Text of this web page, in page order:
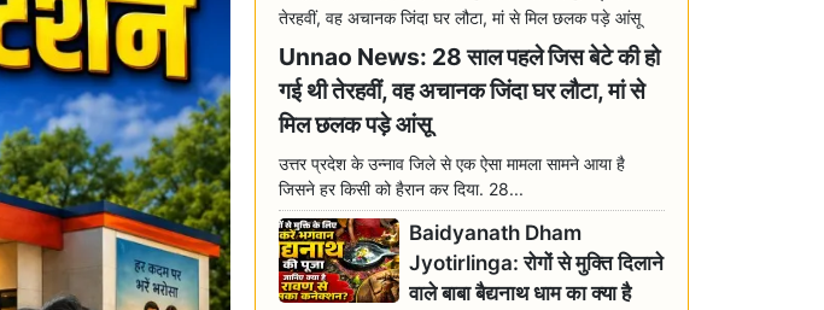
Unnao News: 28 साल पहले जिस बेटे की हो
गई थी तेरहवीं, वह अचानक जिंदा घर लौटा, मां से
मिल छलक पड़े आंसू
उत्तर प्रदेश के उन्नाव जिले से एक ऐसा मामला सामने आया है
जिसने हर किसी को हैरान कर दिया. 28...
Baidyanath Dham
Jyotirlinga: रोगों से मुक्ति दिलाने
वाले बाबा बैद्यनाथ धाम का क्या है